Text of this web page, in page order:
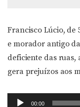
Francisco Lúcio, de
e morador antigo
deficiente das ruas,
gera prejuízos aos
Tocador00:00